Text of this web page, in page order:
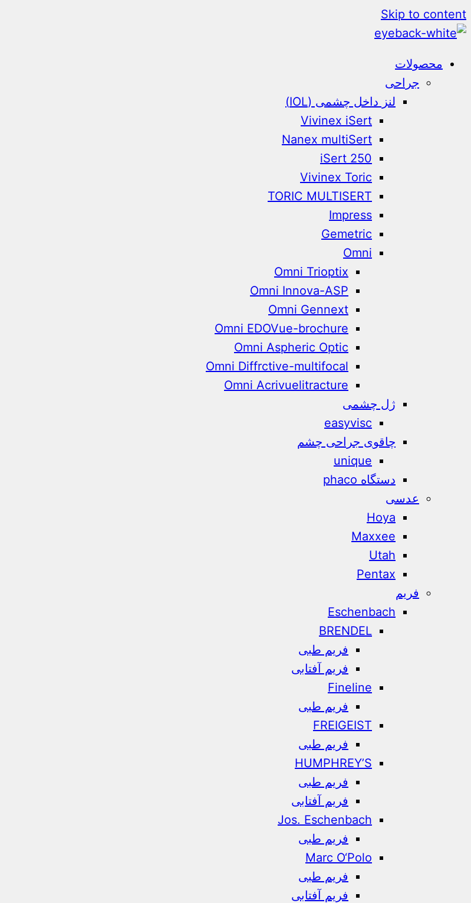
Skip to content
محصولات
جراحی
لنز داخل چشمی (IOL)
Vivinex iSert
Nanex multiSert
iSert 250
Vivinex Toric
TORIC MULTISERT
Impress
Gemetric
Omni
Omni Trioptix
Omni Innova-ASP
Omni Gennext
Omni EDOVue-brochure
Omni Aspheric Optic
Omni Diffrctive-multifocal
Omni Acrivuelitracture
ژل چشمی
easyvisc
چاقوی جراحی چشم
unique
دستگاه phaco
عدسی
Hoya
Maxxee
Utah
Pentax
فریم
Eschenbach
BRENDEL
فریم طبی
فریم آفتابی
Fineline
فریم طبی
FREIGEIST
فریم طبی
HUMPHREY’S
فریم طبی
فریم آفتابی
Jos. Eschenbach
فریم طبی
Marc O‘Polo
فریم طبی
فریم آفتابی